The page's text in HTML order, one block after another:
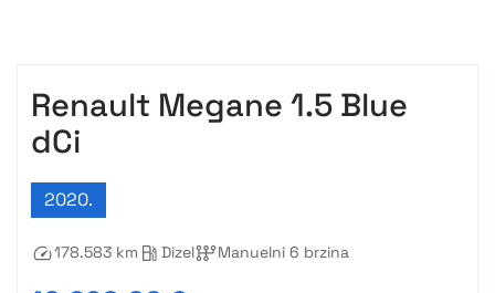
Renault Megane 1.5 Blue
dCi
2020.
178.583 km Dizel Manuelni 6 brzina